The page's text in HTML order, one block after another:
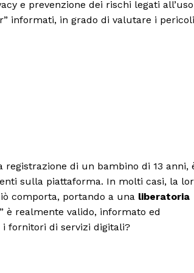
e prevenzione dei rischi legati all’uso
informati, in grado di valutare i pericoli
di un bambino di 13 anni,
sulla piattaforma. In molti casi, la
comporta, portando a una liberatoria
è realmente valido, informato ed
fornitori di servizi digitali?